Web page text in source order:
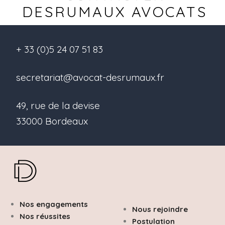
DESRUMAUX AVOCATS
+ 33 (0)5 24 07 51 83
secretariat@avocat-desrumaux.fr
49, rue de la devise
33000 Bordeaux
Nous rejoindre
Postulation
Nos engagements
Nos réussites